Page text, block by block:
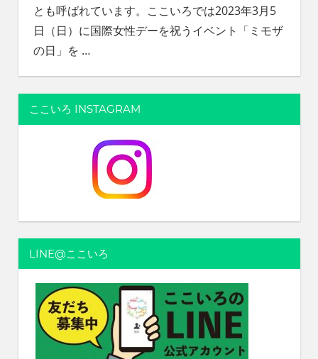
き
継
ぐ
豊
ち
とも呼ばれています。ここいろでは2023年3月5
日（日）に国際女性デーを祝うイベント「ミモザ
の日」を …
ここいろ INSTAGRAM
LINE@ここいろ